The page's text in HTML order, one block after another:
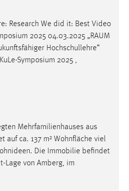
Research We did it: Best Video
2025 04.03.2025 „RAUM
Hochschullehre“
Symposium 2025 ,
Mehrfamilienhauses aus
auf ca. 137 m² Wohnfläche viel
Die Immobilie befindet
Lage von Amberg, im